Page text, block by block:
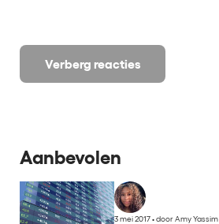
Verberg reacties
Aanbevolen
3 mei 2017•door Amy Yassim